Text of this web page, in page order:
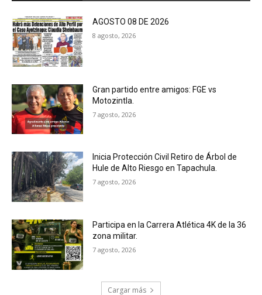
AGOSTO 08 DE 2026
8 agosto, 2026
Gran partido entre amigos: FGE vs
Motozintla.
7 agosto, 2026
Inicia Protección Civil Retiro de Árbol de
Hule de Alto Riesgo en Tapachula.
7 agosto, 2026
Participa en la Carrera Atlética 4K de la 36
zona militar.
7 agosto, 2026
Cargar más